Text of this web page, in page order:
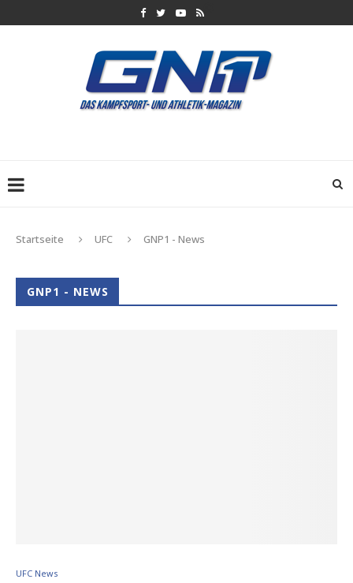
Startseite UFC GNP1 - News
GNP1 - NEWS
UFC News